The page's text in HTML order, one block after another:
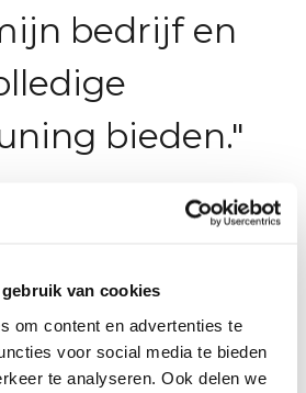
van cookies
om content en advertenties te
voor social media te bieden
te analyseren. Ook delen we
bedrijf en
bieden."